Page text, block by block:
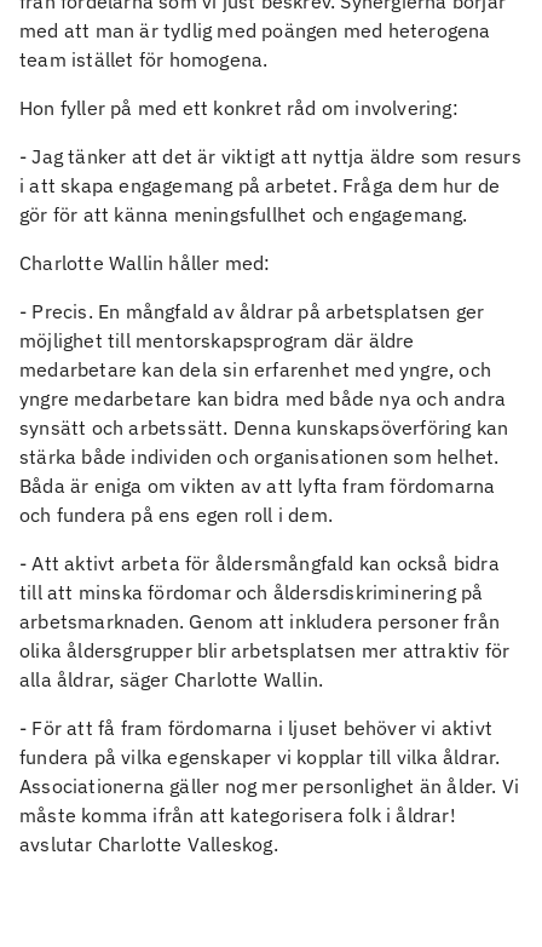
med att man är tydlig med poängen med heterogena
team istället för homogena.
Hon fyller på med ett konkret råd om involvering:
- Jag tänker att det är viktigt att nyttja äldre som resurs
i att skapa engagemang på arbetet. Fråga dem hur de
gör för att känna meningsfullhet och engagemang.
Charlotte Wallin håller med:
- Precis. En mångfald av åldrar på arbetsplatsen ger
möjlighet till mentorskapsprogram där äldre
medarbetare kan dela sin erfarenhet med yngre, och
yngre medarbetare kan bidra med både nya och andra
synsätt och arbetssätt. Denna kunskapsöverföring kan
stärka både individen och organisationen som helhet.
Båda är eniga om vikten av att lyfta fram fördomarna
och fundera på ens egen roll i dem.
- Att aktivt arbeta för åldersmångfald kan också bidra
till att minska fördomar och åldersdiskriminering på
arbetsmarknaden. Genom att inkludera personer från
olika åldersgrupper blir arbetsplatsen mer attraktiv för
alla åldrar, säger Charlotte Wallin.
- För att få fram fördomarna i ljuset behöver vi aktivt
fundera på vilka egenskaper vi kopplar till vilka åldrar.
Associationerna gäller nog mer personlighet än ålder. Vi
måste komma ifrån att kategorisera folk i åldrar!
avslutar Charlotte Valleskog.